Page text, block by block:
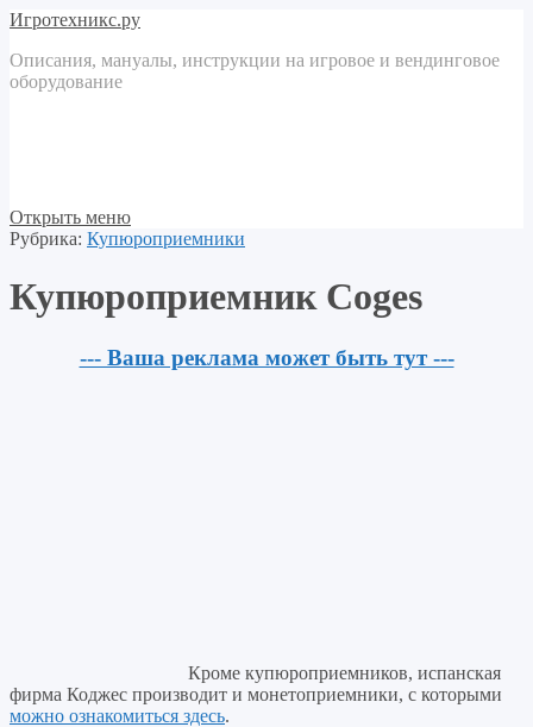
Игротехникс.ру
Описания, мануалы, инструкции на игровое и вендинговое
оборудование
Открыть меню
Рубрика: Купюроприемники
Купюроприемник Coges
--- Ваша реклама может быть тут ---
Кроме купюроприемников, испанская
фирма Коджес производит и монетоприемники, с которыми
можно ознакомиться здесь.